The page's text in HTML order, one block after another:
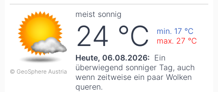
© GeoSphere Austria
meist sonnig
24 °C min. 17 °C
max. 27 °C
Heute, 06.08.2026: Ein
überwiegend sonniger Tag, auch
wenn zeitweise ein paar Wolken
queren.